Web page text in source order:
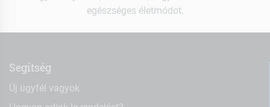
egészséges életmódot.
Segítség
Új ügyfél vagyok